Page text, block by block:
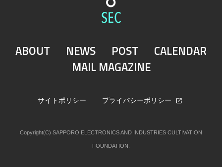
ABOUT NEWS POST
CALENDAR
MAIL MAGAZINE
サイトポリシー プライバシーポリシー
Copyright(C) SAPPORO ELECTRONICS AND INDUSTRIES CULTIVATION
FOUNDATION.